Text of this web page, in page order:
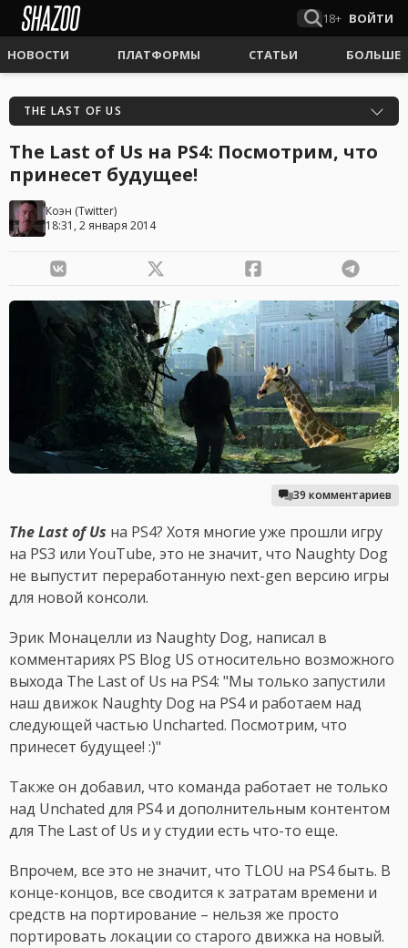
18+ ВОЙТИ
НОВОСТИ ПЛАТФОРМЫ СТАТЬИ БОЛЬШЕ
THE LAST OF US
The Last of Us на PS4: Посмотрим, что
принесет будущее!
Коэн (Twitter)
18:31, 2 января 2014
39 комментариев
The Last of Us на PS4? Хотя многие уже прошли игру
на PS3 или YouTube, это не значит, что Naughty Dog
не выпустит переработанную next-gen версию игры
для новой консоли.
Эрик Монацелли из Naughty Dog, написал в
комментариях PS Blog US относительно возможного
выхода The Last of Us на PS4: "Мы только запустили
наш движок Naughty Dog на PS4 и работаем над
следующей частью Uncharted. Посмотрим, что
принесет будущее! :)"
Также он добавил, что команда работает не только
над Unchated для PS4 и дополнительным контентом
для The Last of Us и у студии есть что-то еще.
Впрочем, все это не значит, что TLOU на PS4 быть. В
конце-концов, все сводится к затратам времени и
средств на портирование – нельзя же просто
портировать локации со старого движка на новый.